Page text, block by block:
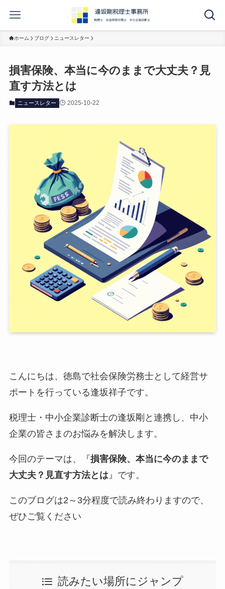
ホーム ブログ ニュースレター
損害保険、本当に今のままで大丈夫？見
直す方法とは
ニュースレター 2025-10-22
こんにちは、徳島で社会保険労務士として経営サ
ポートを行っている逢坂祥子です。
税理士・中小企業診断士の逢坂剛と連携し、中小
企業の皆さまのお悩みを解決します。
今回のテーマは、『損害保険、本当に今のままで
大丈夫？見直す方法とは』です。
このブログは2～3分程度で読み終わりますので、
ぜひご覧ください
読みたい場所にジャンプ